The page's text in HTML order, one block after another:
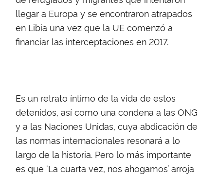
llegar a Europa y se encontraron atrapados
en Libia una vez que la UE comenzó a
financiar las interceptaciones en 2017.
Es un retrato íntimo de la vida de estos
detenidos, así como una condena a las ONG
y a las Naciones Unidas, cuya abdicación de
las normas internacionales resonará a lo
largo de la historia. Pero lo más importante
es que ‘La cuarta vez, nos ahogamos’ arroja